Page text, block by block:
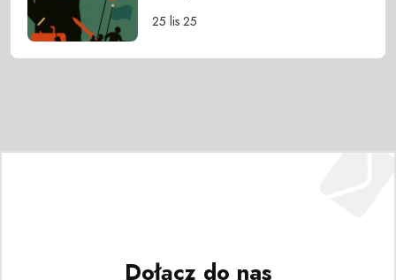
25 lis 25
Dołącz do nas